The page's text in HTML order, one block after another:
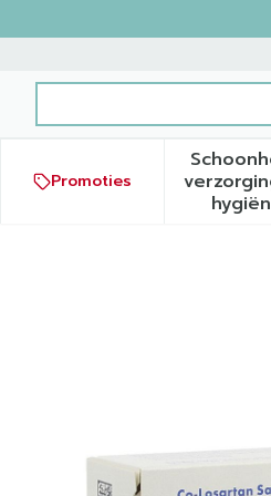
Promoties
Co